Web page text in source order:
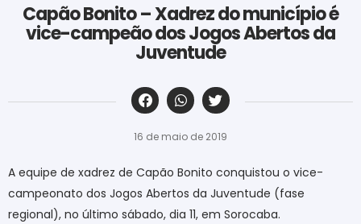
Capão Bonito – Xadrez do município é
vice-campeão dos Jogos Abertos da
Juventude
‎ ‎ ‎ ‎ ‎ ‎ ‎ ‎ ‎ ‎ ‎ ‎ ‎ ‎ ‎ ‎ ‎ ‎ ‎ ‎ ‎ ‎ ‎ ‎ ‎ ‎ ‎ ‎ ‎ ‎ ‎
16 de maio de 2019
A equipe de xadrez de Capão Bonito conquistou o vice-
campeonato dos Jogos Abertos da Juventude (fase
regional), no último sábado, dia 11, em Sorocaba.